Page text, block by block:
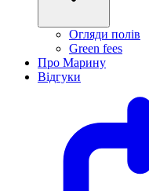
Огляди полів
Green fees
Про Марину
Відгуки